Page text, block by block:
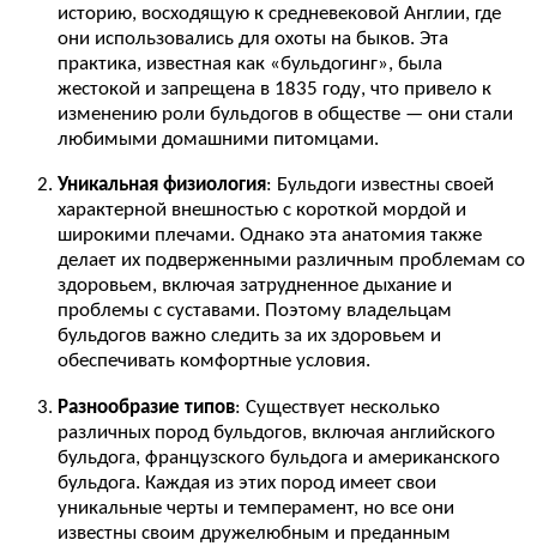
историю, восходящую к средневековой Англии, где
они использовались для охоты на быков. Эта
практика, известная как «бульдогинг», была
жестокой и запрещена в 1835 году, что привело к
изменению роли бульдогов в обществе — они стали
любимыми домашними питомцами.
Уникальная физиология: Бульдоги известны своей
характерной внешностью с короткой мордой и
широкими плечами. Однако эта анатомия также
делает их подверженными различным проблемам со
здоровьем, включая затрудненное дыхание и
проблемы с суставами. Поэтому владельцам
бульдогов важно следить за их здоровьем и
обеспечивать комфортные условия.
Разнообразие типов: Существует несколько
различных пород бульдогов, включая английского
бульдога, французского бульдога и американского
бульдога. Каждая из этих пород имеет свои
уникальные черты и темперамент, но все они
известны своим дружелюбным и преданным